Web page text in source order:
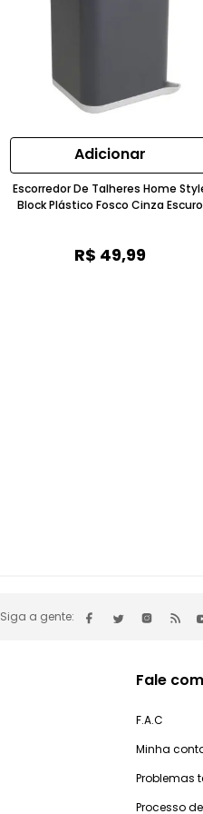
Adicionar
Escorredor De Talheres Home
Block Plástico Fosco Cinza Escuro
R$ 49,99
Siga a gente:
Fale
F.A.C
Minha
Problemas
Processo